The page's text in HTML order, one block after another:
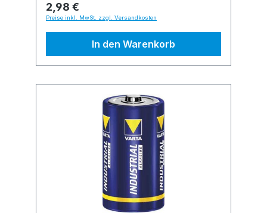
2,98 €
Preise inkl. MwSt. zzgl. Versandkosten
In den Warenkorb